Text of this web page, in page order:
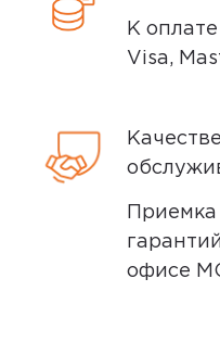
К
Visa,
офисе